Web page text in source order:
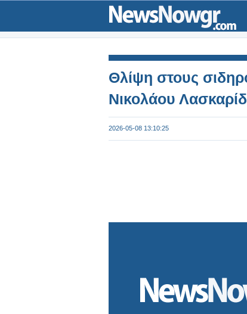
Θλίψη στους
Νικολάου
2026-05-08 13:10:25